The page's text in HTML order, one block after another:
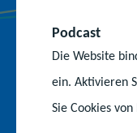
Podcast
Die Website
ein. Aktivieren
Sie Cookies von
Behörden und
Ministerium für